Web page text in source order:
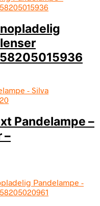
Pandelampe –
–